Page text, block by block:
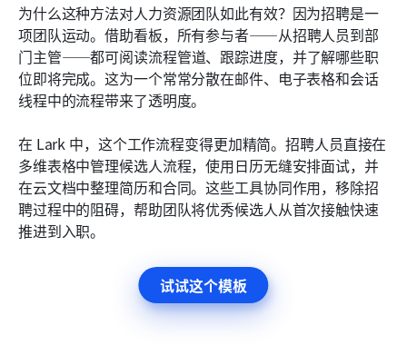
为什么这种方法对人力资源团队如此有效？因为招聘是一
项团队运动。借助看板，所有参与者——从招聘人员到部
门主管——都可阅读流程管道、跟踪进度，并了解哪些职
位即将完成。这为一个常常分散在邮件、电子表格和会话
线程中的流程带来了透明度。
在 Lark 中，这个工作流程变得更加精简。招聘人员直接在
多维表格中管理候选人流程，使用日历无缝安排面试，并
在云文档中整理简历和合同。这些工具协同作用，移除招
聘过程中的阻碍，帮助团队将优秀候选人从首次接触快速
推进到入职。
试试这个模板